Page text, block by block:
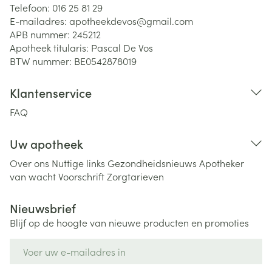
Telefoon: 016 25 81 29
E-mailadres: apotheekdevos@gmail.com
APB nummer: 245212
Apotheek titularis: Pascal De Vos
BTW nummer: BE0542878019
Klantenservice
FAQ
Uw apotheek
Over ons Nuttige links Gezondheidsnieuws Apotheker
van wachtVoorschriftZorgtarieven
Nieuwsbrief
Blijf op de hoogte van nieuwe producten en promoties